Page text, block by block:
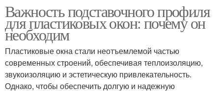
Важность подставочного профиля
для пластиковых окон: почему он
необходим
Пластиковые окна стали неотъемлемой частью
современных строений, обеспечивая теплоизоляцию,
звукоизоляцию и эстетическую привлекательность.
Однако, чтобы обеспечить долгую и надежную